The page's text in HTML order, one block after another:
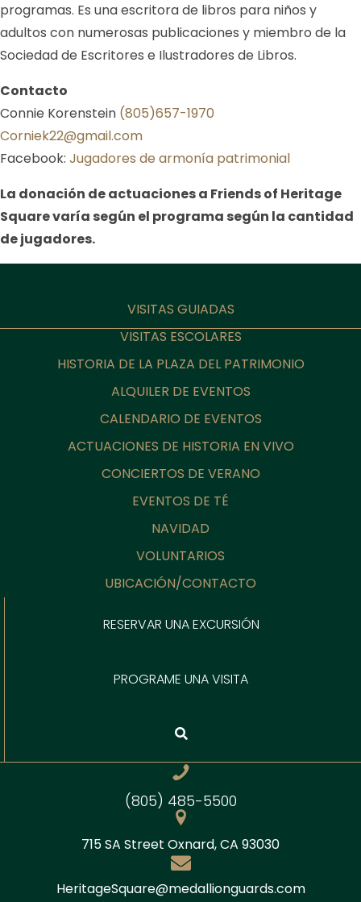
programas. Es una escritora de libros para niños y
adultos con numerosas publicaciones y miembro de la
Sociedad de Escritores e Ilustradores de Libros.
Contacto
Connie Korenstein (805)657-1970
Corniek22@gmail.com
Facebook: Jugadores de armonía patrimonial
La donación de actuaciones a Friends of Heritage
Square varía según el programa según la cantidad
de jugadores.
VISITAS GUIADAS
VISITAS ESCOLARES
HISTORIA DE LA PLAZA DEL PATRIMONIO
ALQUILER DE EVENTOS
CALENDARIO DE EVENTOS
ACTUACIONES DE HISTORIA EN VIVO
CONCIERTOS DE VERANO
EVENTOS DE TÉ
NAVIDAD
VOLUNTARIOS
UBICACIÓN/CONTACTO
RESERVAR UNA EXCURSIÓN
PROGRAME UNA VISITA
(805) 485-5500
715 SA Street Oxnard, CA 93030
Correo electrónico
HeritageSquare@medallionguards.com